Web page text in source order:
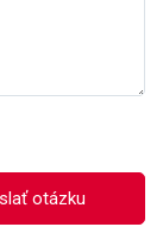
otázku